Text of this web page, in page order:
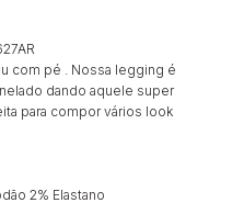
com pé . Nossa legging é
dando aquele super
para compor vários look
2% Elastano